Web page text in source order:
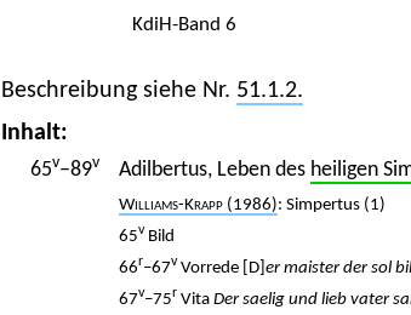
KdiH-Band 6
Beschreibung siehe Nr. 51.1.2.
Inhalt:
65v–89v Adilbertus, Leben des heiligen
Williams-Krapp(1986): Simpertus (1)
65vBild
66r–67v Vorrede [D] er maister der sol
67v–75r Vita Der saelig und lieb vater